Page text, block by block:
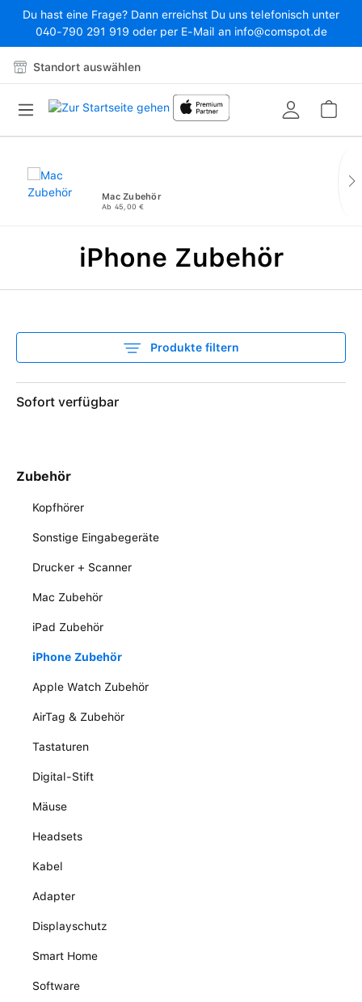
Zum Hauptinhalt springen
Du hast eine Frage? Dann erreichst Du uns telefonisch unter
040-790 291 919 oder per E-Mail an info@comspot.de
Standort auswählen
Mac Zubehör
Ab 45,00 €
iPhone Zubehör
Produkte filtern
Sofort verfügbar
Zubehör
Kopfhörer
Sonstige Eingabegeräte
Drucker + Scanner
Mac Zubehör
iPad Zubehör
iPhone Zubehör
Apple Watch Zubehör
AirTag & Zubehör
Tastaturen
Digital-Stift
Mäuse
Headsets
Kabel
Adapter
Displayschutz
Smart Home
Software